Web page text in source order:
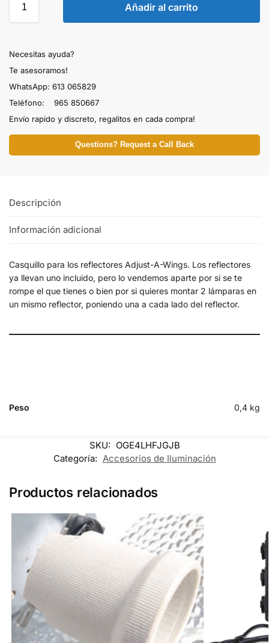
Añadir al carrito
Necesitas ayuda?
Te asesoramos!
WhatsApp: 613 065829
Teléfono: 965 850667
Envío rapido y discreto, regalitos en cada compra!
Questions? Request a Call Back
Descripción
Información adicional
Casquillo para los reflectores Adjust-A-Wings. Los reflectores
ya llevan uno incluido, pero lo vendemos aparte por si se te
rompe el que tienes o bien por si quieres montar 2 lámparas en
un mismo reflector, poniendo una a cada lado del reflector.
Peso 0,4 kg
SKU: OGE4LHFJGJB
Categoría: Accesorios de Iluminación
Productos relacionados